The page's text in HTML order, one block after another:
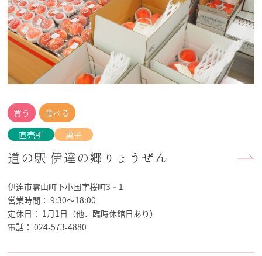
買う
食べる
直売所
菓子
道の駅 伊達の郷りょうぜん
伊達市霊山町下小国字桜町3‐1
営業時間：9:30～18:00
定休日： 1月1日（他、臨時休館日あり）
電話：024-573-4880